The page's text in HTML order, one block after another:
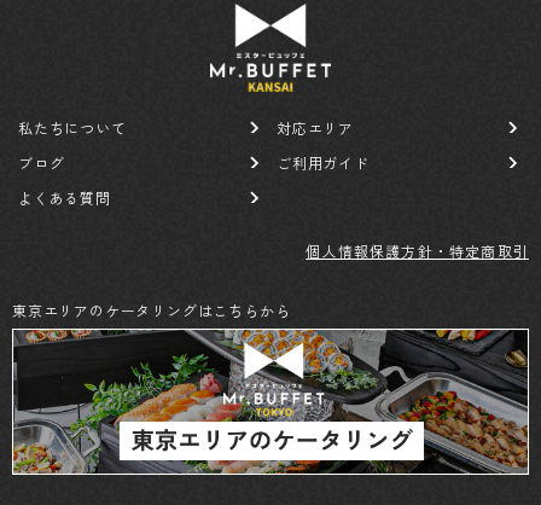
私たちについて
対応エリア
ブログ
ご利用ガイド
よくある質問
個人情報保護方針・特定商取引
東京エリアのケータリングはこちらから